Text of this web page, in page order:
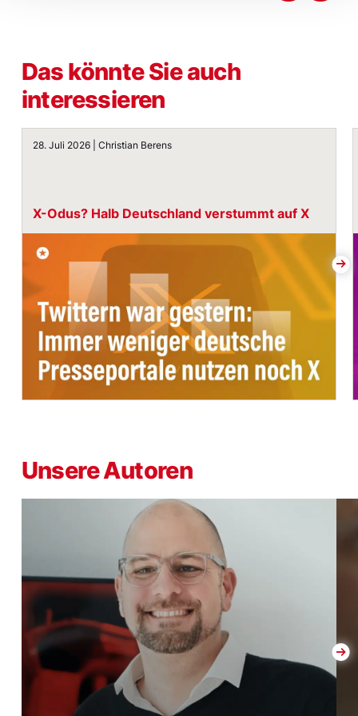
Das könnte Sie auch
interessieren
X-Odus? Halb Deutschland verstummt auf X
28. Juli 2026 | Christian Berens
X-Odus? Halb Deutschland verstummt auf X
Unsere Autoren